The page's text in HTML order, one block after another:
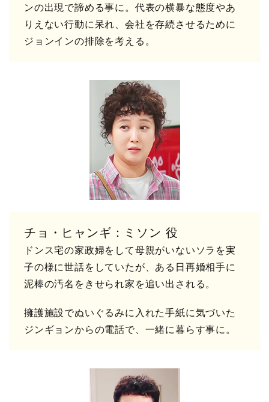
ンの出現で諦める事に。代表の横暴な態度やあ
りえない行動に呆れ、会社を存続させるために
ジョンインの排除を考える。
チョ・ヒャンギ：ミソン 役
ドンス宅の家政婦をして母親がいないソラを実
子の様に世話をしていたが、ある日再婚相手に
泥棒の汚名をきせられ家を追い出される。
擁護施設でぬいぐるみに入れた手紙に気づいた
ジンギョンからの電話で、一緒に暮らす事に。